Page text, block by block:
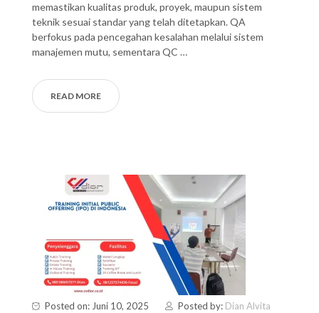
memastikan kualitas produk, proyek, maupun sistem
teknik sesuai standar yang telah ditetapkan. QA
berfokus pada pencegahan kesalahan melalui sistem
manajemen mutu, sementara QC …
READ MORE
Posted on: Juni 10, 2025 Posted by: Dian Alvita